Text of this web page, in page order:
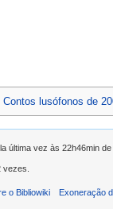
Contos lusófonos de
última vez às 22h46min
vezes.
o Bibliowiki Exoneração